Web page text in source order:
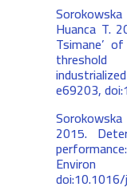
Huanca T.
Tsimane’
e69203,
2015.